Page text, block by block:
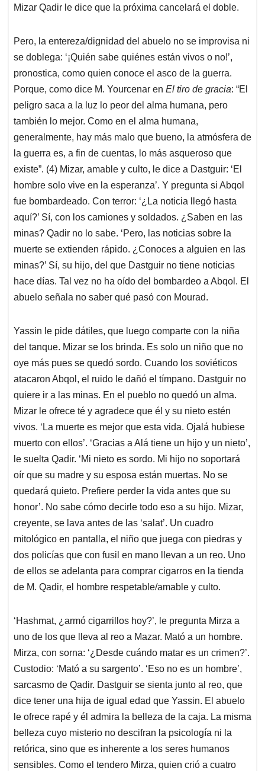
Mizar Qadir le dice que la próxima cancelará el doble.
Pero, la entereza/dignidad del abuelo no se improvisa ni
se doblega: ‘¡Quién sabe quiénes están vivos o no!’,
pronostica, como quien conoce el asco de la guerra.
Porque, como dice M. Yourcenar en El tiro de gracia: “El
peligro saca a la luz lo peor del alma humana, pero
también lo mejor. Como en el alma humana,
generalmente, hay más malo que bueno, la atmósfera de
la guerra es, a fin de cuentas, lo más asqueroso que
existe”. (4) Mizar, amable y culto, le dice a Dastguir: ‘El
hombre solo vive en la esperanza’. Y pregunta si Abqol
fue bombardeado. Con terror: ‘¿La noticia llegó hasta
aquí?’ Sí, con los camiones y soldados. ¿Saben en las
minas? Qadir no lo sabe. ‘Pero, las noticias sobre la
muerte se extienden rápido. ¿Conoces a alguien en las
minas?’ Sí, su hijo, del que Dastguir no tiene noticias
hace días. Tal vez no ha oído del bombardeo a Abqol. El
abuelo señala no saber qué pasó con Mourad.
Yassin le pide dátiles, que luego comparte con la niña
del tanque. Mizar se los brinda. Es solo un niño que no
oye más pues se quedó sordo. Cuando los soviéticos
atacaron Abqol, el ruido le dañó el tímpano. Dastguir no
quiere ir a las minas. En el pueblo no quedó un alma.
Mizar le ofrece té y agradece que él y su nieto estén
vivos. ‘La muerte es mejor que esta vida. Ojalá hubiese
muerto con ellos’. ‘Gracias a Alá tiene un hijo y un nieto’,
le suelta Qadir. ‘Mi nieto es sordo. Mi hijo no soportará
oír que su madre y su esposa están muertas. No se
quedará quieto. Prefiere perder la vida antes que su
honor’. No sabe cómo decirle todo eso a su hijo. Mizar,
creyente, se lava antes de las ‘salat’. Un cuadro
mitológico en pantalla, el niño que juega con piedras y
dos policías que con fusil en mano llevan a un reo. Uno
de ellos se adelanta para comprar cigarros en la tienda
de M. Qadir, el hombre respetable/amable y culto.
‘Hashmat, ¿armó cigarrillos hoy?’, le pregunta Mirza a
uno de los que lleva al reo a Mazar. Mató a un hombre.
Mirza, con sorna: ‘¿Desde cuándo matar es un crimen?’.
Custodio: ‘Mató a su sargento’. ‘Eso no es un hombre’,
sarcasmo de Qadir. Dastguir se sienta junto al reo, que
dice tener una hija de igual edad que Yassin. El abuelo
le ofrece rapé y él admira la belleza de la caja. La misma
belleza cuyo misterio no descifran la psicología ni la
retórica, sino que es inherente a los seres humanos
sensibles. Como el tendero Mirza, quien crió a cuatro